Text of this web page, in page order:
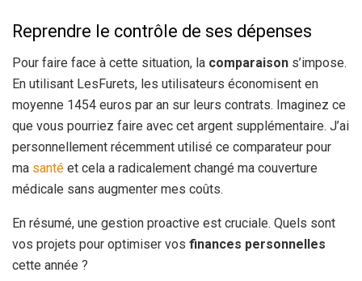
Reprendre le contrôle de ses dépenses
Pour faire face à cette situation, la comparaison s’impose.
En utilisant LesFurets, les utilisateurs économisent en
moyenne 1454 euros par an sur leurs contrats. Imaginez ce
que vous pourriez faire avec cet argent supplémentaire. J’ai
personnellement récemment utilisé ce comparateur pour
ma santé et cela a radicalement changé ma couverture
médicale sans augmenter mes coûts.
En résumé, une gestion proactive est cruciale. Quels sont
vos projets pour optimiser vos finances personnelles
cette année ?